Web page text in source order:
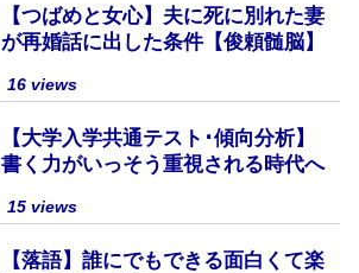
【つばめと女心】夫に死に別れた妻
が再婚話に出した条件【俊頼髄脳】
16 views
【大学入学共通テスト･傾向分析】
書く力がいっそう重視される時代へ
15 views
【落語】誰にでもできる面白くて楽